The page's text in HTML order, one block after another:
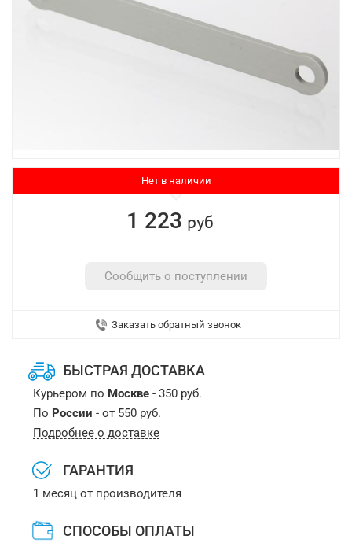
Нет в наличии
1 223 руб
Сообщить о поступлении
Заказать обратный звонок
БЫСТРАЯ ДОСТАВКА
Курьером по Москве- 350 руб.
По России - от 550 руб.
Подробнее о доставке
ГАРАНТИЯ
1 месяц от производителя
СПОСОБЫ ОПЛАТЫ